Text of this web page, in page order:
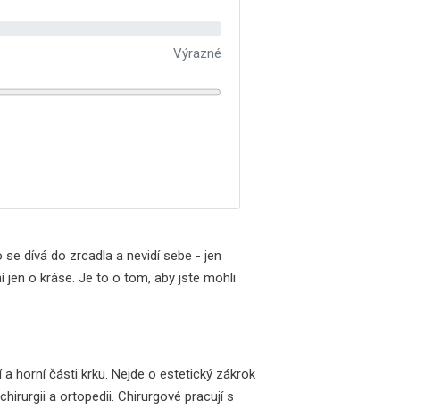
Výrazné
dívá do zrcadla a nevidí sebe - jen
jen o kráse. Je to o tom, aby jste mohli
horní části krku. Nejde o estetický zákrok
a ortopedii. Chirurgové pracují s